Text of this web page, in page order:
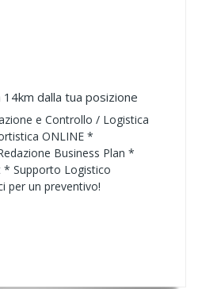
14km dalla tua posizione
e Controllo / Logistica
ONLINE *
Business Plan *
Supporto Logistico
per un preventivo!